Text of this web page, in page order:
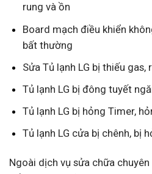
rung và ồn
Board mạch điều khiển
bất thường
Sửa Tủ lạnh LG bị thiếu gas,
Tủ lạnh LG bị đông tuyết
Tủ lạnh LG bị hỏng Timer,
Tủ lạnh LG cửa bị chênh, bị
Ngoài dịch vụ sửa chữa